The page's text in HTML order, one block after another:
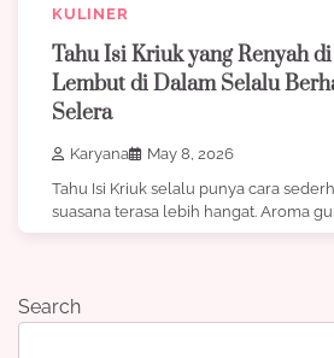
KULINER
Tahu Isi Kriuk yang Renyah
Lembut di Dalam Selalu
Selera
Karyana
May 8, 2026
Tahu Isi Kriuk selalu punya cara
suasana terasa lebih hangat. Aroma
Search